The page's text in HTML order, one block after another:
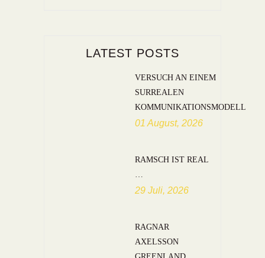
LATEST POSTS
VERSUCH AN EINEM
SURREALEN
KOMMUNIKATIONSMODELL
01 August, 2026
RAMSCH IST REAL
…
29 Juli, 2026
RAGNAR
AXELSSON